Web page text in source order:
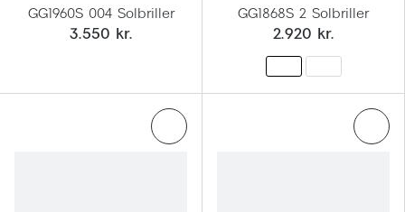
GG1960S 004 Solbriller
3.550 kr.
GG1868S 2 Solbriller
2.920 kr.